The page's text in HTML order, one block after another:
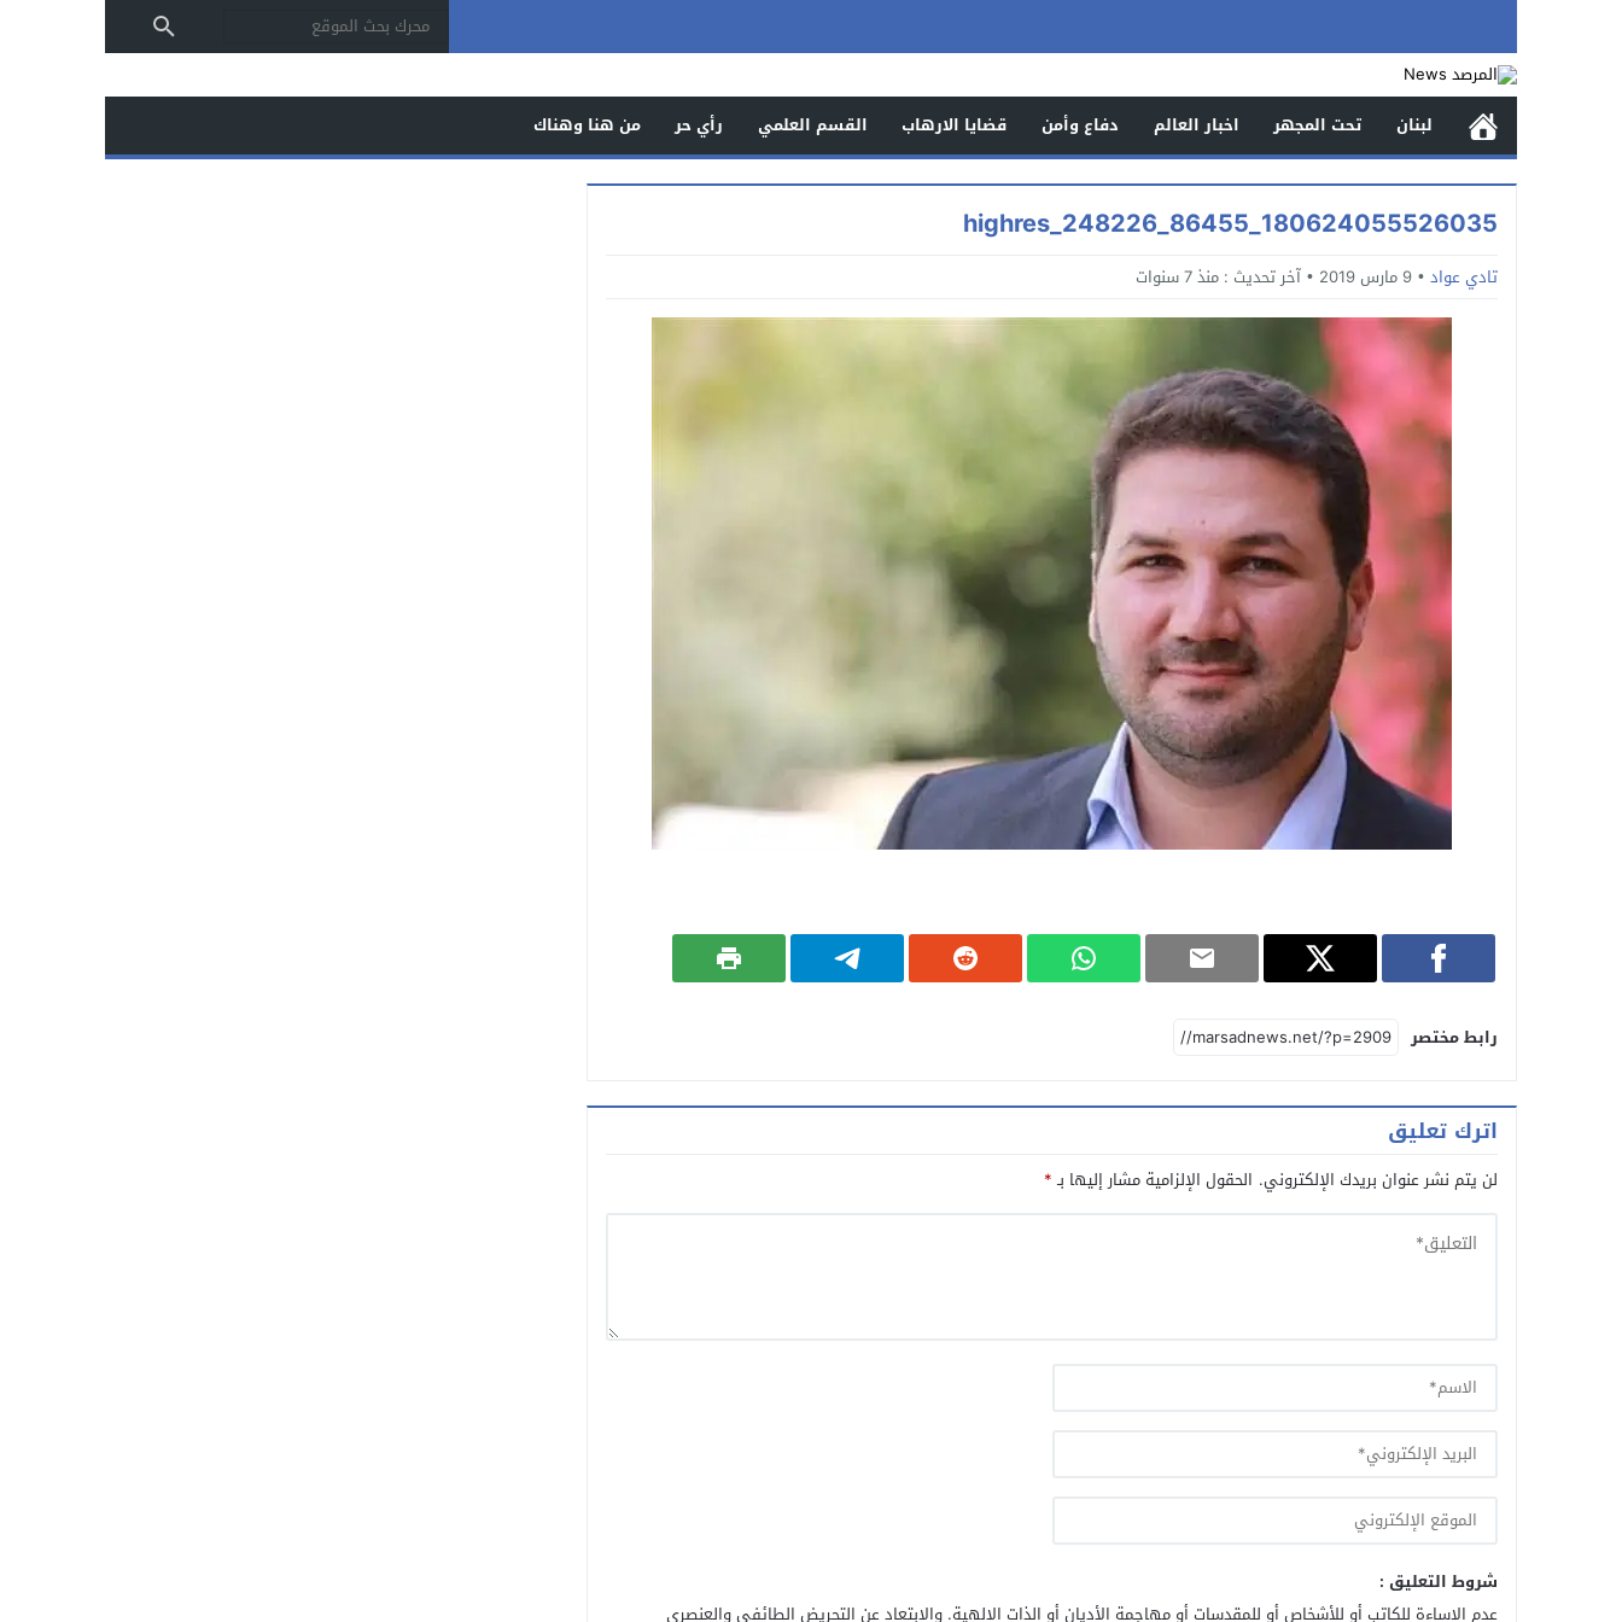
لبنان تحت المجهر اخبار العالم دفاع وأمن قضايا الارهاب القسم العلمي رأي حر من هنا وهناك
180624055526035_86455_248226_highres
تادي عواد 9 مارس 2019 آخر تحديث : منذ 7 سنوات
رابط مختصر
اترك تعليق
لن يتم نشر عنوان بريدك الإلكتروني. الحقول الإلزامية مشار إليها بـ*
شروط التعليق :
عدم الإساءة للكاتب أو للأشخاص أو للمقدسات أو مهاجمة الأديان أو الذات الالهية. والابتعاد عن التحريض الطائفي والعنصري